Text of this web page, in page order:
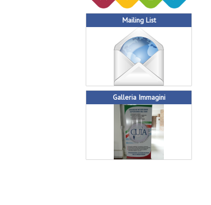
Mailing List
Galleria Immagini